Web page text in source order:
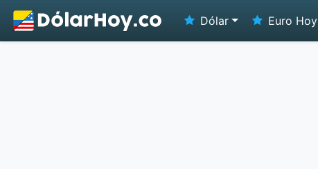
Dólar Euro Hoy